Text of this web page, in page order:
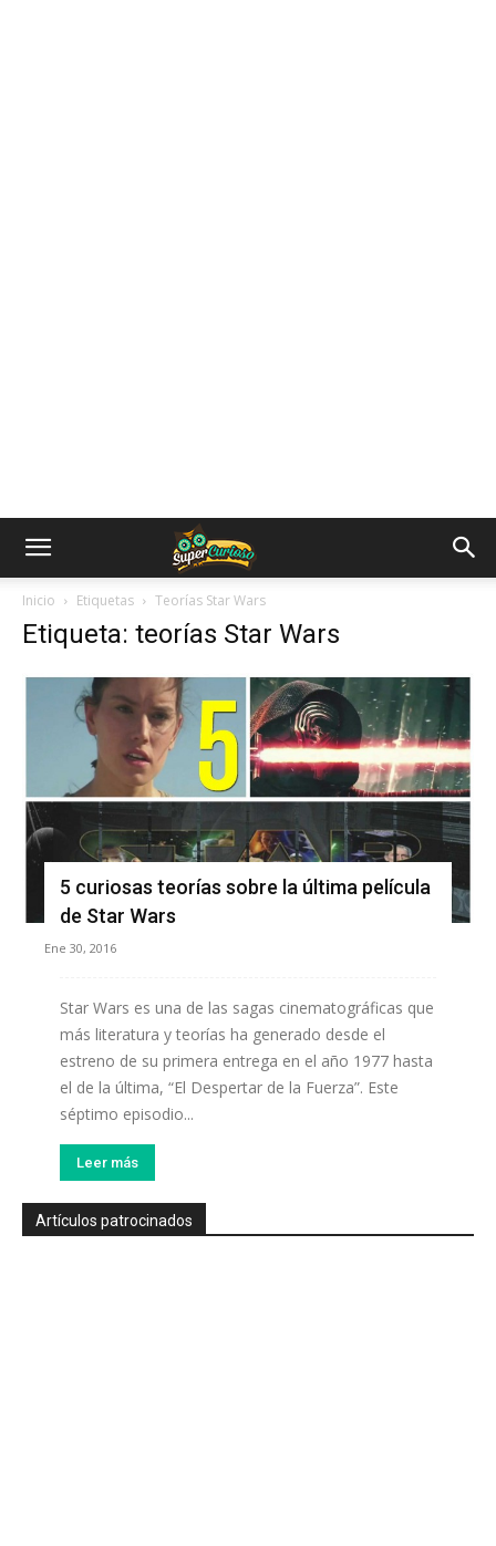
Inicio Etiquetas Teorías Star Wars
Etiqueta: teorías Star Wars
5 curiosas teorías sobre la última película
de Star Wars
Ene 30, 2016
Star Wars es una de las sagas cinematográficas que
más literatura y teorías ha generado desde el
estreno de su primera entrega en el año 1977 hasta
el de la última, “El Despertar de la Fuerza”. Este
séptimo episodio...
Leer más
Artículos patrocinados